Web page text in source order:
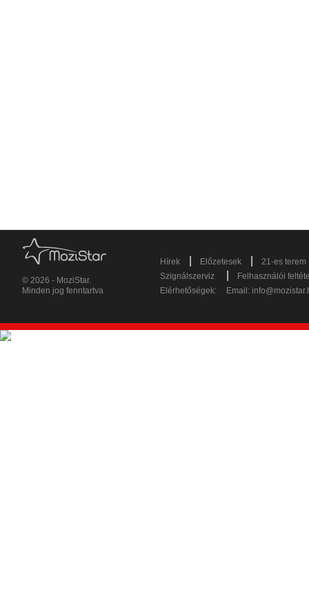
© 2026 - MoziStar.
Minden jog fenntartva
Hírek Előzetesek
21-es terem
Szignálszerviz
Felhasználói
Elérhetőségek:
Email: